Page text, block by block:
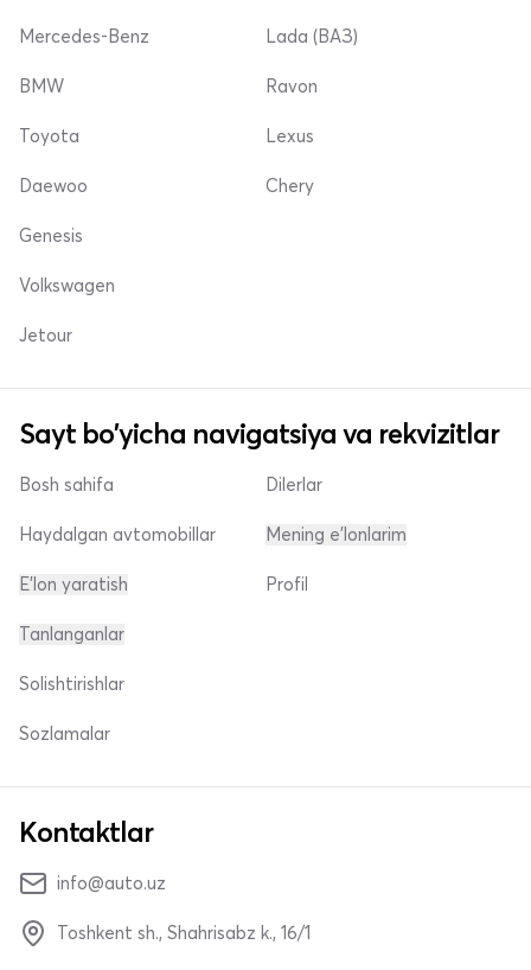
Mercedes-Benz Lada (ВАЗ)
BMW
Toyota
Daewoo
Ravon
Lexus
Chery
Genesis
Volkswagen
Jetour
Sayt bo'yicha navigatsiya va rekvizitlar
Bosh sahifa
Haydalgan avtomobillar
E'lon yaratish
Dilerlar
Mening e'lonlarim
Profil
Tanlanganlar
Solishtirishlar
Sozlamalar
Kontaktlar
info@auto.uz
Toshkent sh., Shahrisabz k., 16/1